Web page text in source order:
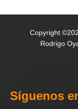
Copyright
Rodrigo
Síguenos